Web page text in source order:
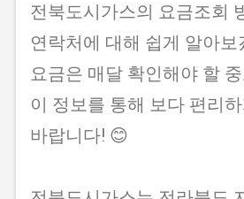
전북도시가스의 요금조회
연락처에 대해 쉽게 알아보
요금은 매달 확인해야 할
이 정보를 통해 보다 편리
바랍니다! 😊